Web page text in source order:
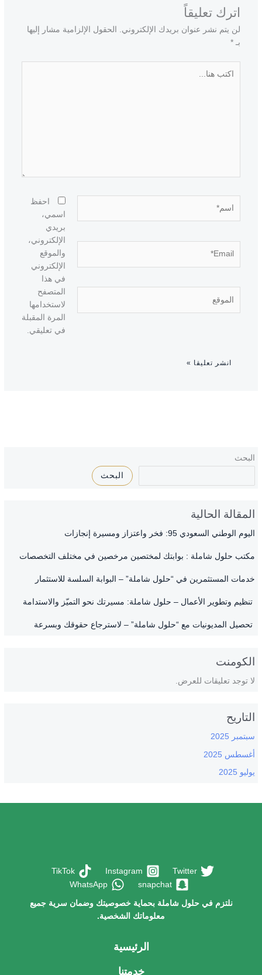
اترك تعليقاً
لن يتم نشر عنوان بريدك الإلكتروني.
الحقول الإلزامية مشار إليها
بـ *
هنا...
احفظ
اسمي،
بريدي
الإلكتروني،
والموقع
الإلكتروني
في هذا
المتصفح
لاستخدامها
المرة المقبلة
في تعليقي.
البحث
البحث
المقالة الحالية
اليوم الوطني السعودي 95: فخر واعتزاز ومسيرة إنجازات
مكتب حلول شاملة : بوابتك لمختصين مرخصين في مختلف التخصصات
خدمات المستثمرين في “حلول شاملة” – البوابة السلسة للاستثمار
تنظيم وتطوير الأعمال – حلول شاملة: مسيرتك نحو التميّز والاستدامة
تحصيل المديونيات مع “حلول شاملة” – لاسترجاع حقوقك وبسرعة
الكومنت
لا توجد تعليقات للعرض.
التاريح
سبتمبر 2025
أغسطس 2025
يوليو 2025
Twitter
Instagram
TikTok
snapchat
WhatsApp
نلتزم في حلول شاملة بحماية خصوصيتك وضمان سرية جميع
معلوماتك الشخصية.
الرئيسية
خدمتنا